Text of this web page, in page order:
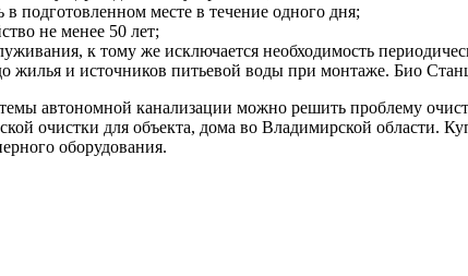
подготовленном месте в течение одного дня;
не менее 50 лет;
к тому же исключается необходимость
жилья и источников питьевой воды при монтаже. Био
автономной канализации можно решить проблему
очистки для объекта, дома во Владимирской области.
оборудования.